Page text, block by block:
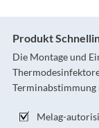
Produkt
Die Montage und
Terminabstimmung
Melag-